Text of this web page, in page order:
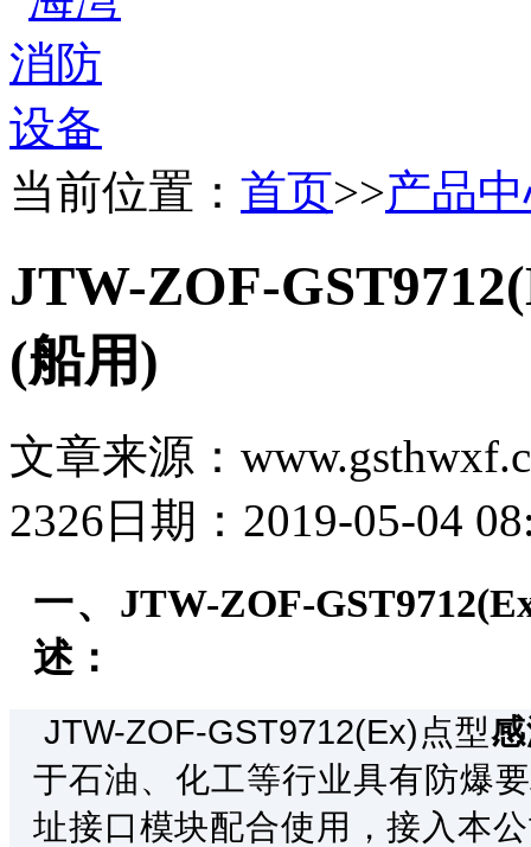
当前位置： 首页>>产品
JTW-ZOF-
(船用)
文章来源：
2326 日期：2019-05-04
一、JTW-ZOF-
述：
JTW-ZOF-GST9712(Ex)点型
于石油、化工等行业具有防爆
址接口模块配合使用，接入本